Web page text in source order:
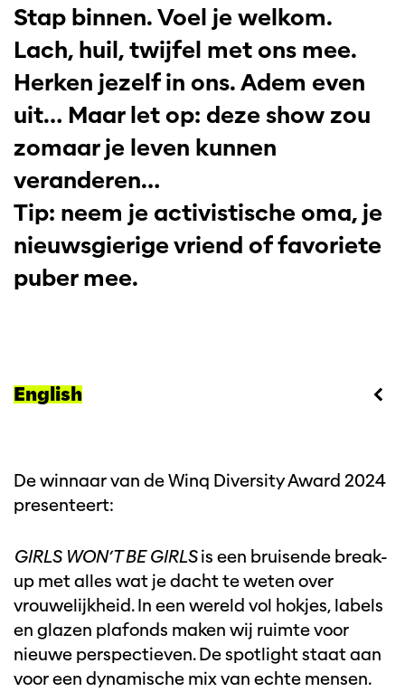
Stap binnen. Voel je welkom.
Lach, huil, twijfel met ons mee.
Herken jezelf in ons. Adem even
uit… Maar let op: deze show zou
zomaar je leven kunnen
veranderen…
Tip: neem je activistische oma, je
nieuwsgierige vriend of favoriete
puber mee.
English
De winnaar van de Winq Diversity Award 2024
presenteert:
GIRLS WON’T BE GIRLSis een bruisende break-
up met alles wat je dacht te weten over
vrouwelijkheid. In een wereld vol hokjes, labels
en glazen plafonds maken wij ruimte voor
nieuwe perspectieven. De spotlight staat aan
voor een dynamische mix van echte mensen.